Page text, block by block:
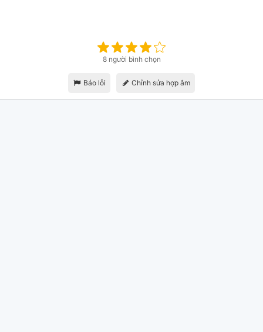
8 người bình chọn
Báo lỗi Chỉnh sửa hợp âm